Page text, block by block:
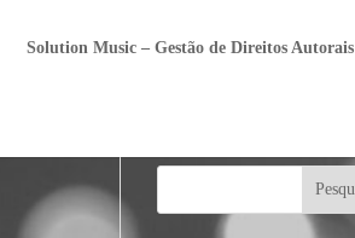
Solution Music – Gestão de Direitos Autorais